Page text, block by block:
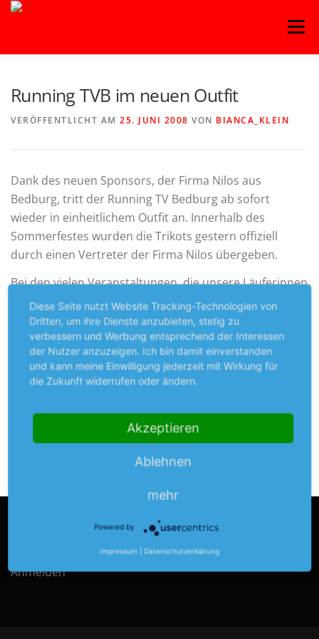
Zum
Menü
LEICHTATHLETIK OUTDOORSPORT
TURNEN VOLLEYBALL
Running TVB im neuen Outfit
VERÖFFENTLICHT AM 25. JUNI 2008 VON BIANCA_KLEIN
Dank des neuen Sponsors, der Firma Nilos aus
Bedburg, tritt der Running TV Bedburg ab sofort
wieder in einheitlichem Outfit an. Innerhalb des
Sommerfestes wurden die Trikots gestern offiziell
durch einen Vertreter der Firma Nilos übergeben.
Bei den vielen Veranstaltungen, die unsere Läuferinnen
und Läufer im Laufe eines Jahres besuchen, sind sie ab
jetzt in den markanten blauen Trikots zu erkennen.
Alle Mitglieder des Running TV Bedburg bedanken sich
bei der Firma Nilos für dieses Engagement.
VERÖFFENTLICHT IN OUTDOORSPORT
Anmelden
Diese Seite nutzt Website Tracking-Technologien von
Dritten, um ihre Dienste anzubieten, stetig zu
verbessern und Werbung entsprechend der Interessen
der Nutzer anzuzeigen. Ich bin damit einverstanden
und kann meine Einwilligung jederzeit mit Wirkung für
die Zukunft widerrufen oder ändern.
Akzeptieren
Ablehnen
mehr
Powered by
Impressum Datenschutzerklärung